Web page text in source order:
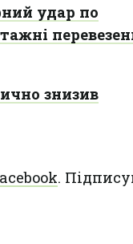
удар по
знизив
.